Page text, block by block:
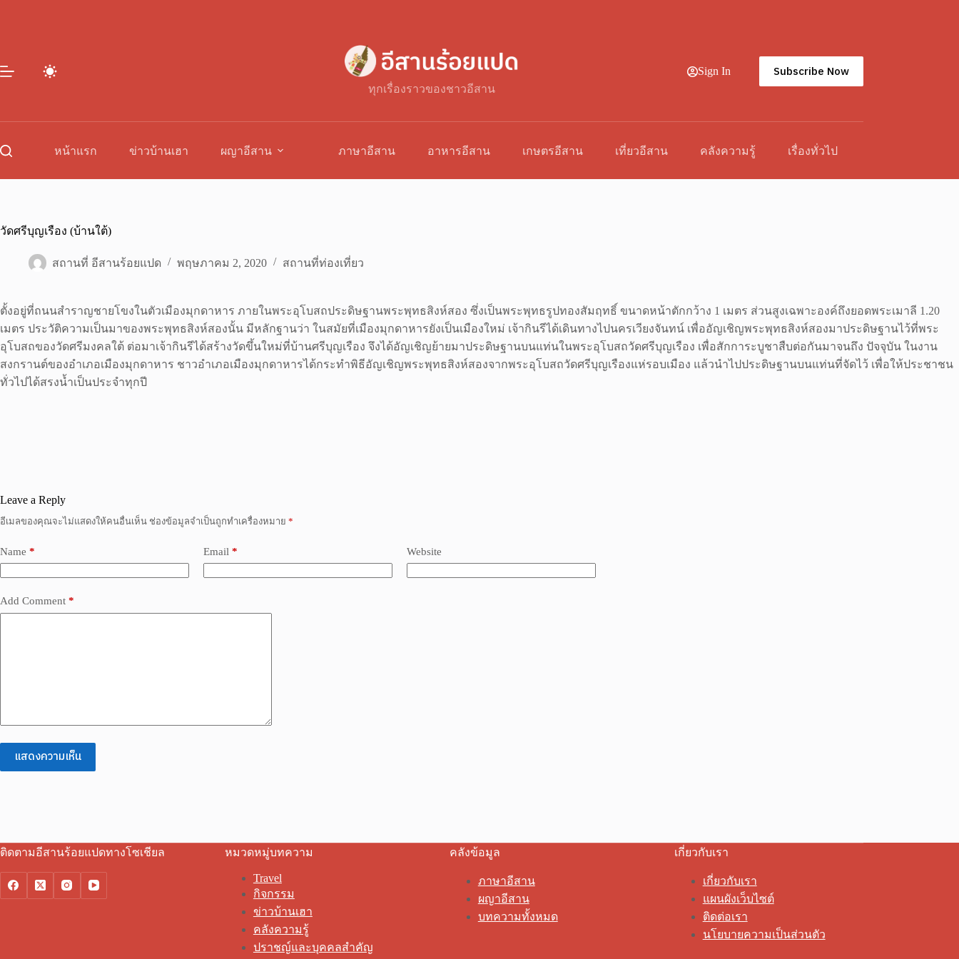
ทุกเรื่องราวของชาวอีสาน
Sign In Subscribe Now
หน้าแรก ข่าวบ้านเฮา ผญาอีสาน ภาษาอีสาน อาหารอีสาน เกษตรอีสาน เที่ยวอีสาน คลังความรู้ เรื่องทั่วไป
วัดศรีบุญเรือง (บ้านใต้)
สถานที่ อีสานร้อยแปด พฤษภาคม 2, 2020 สถานที่ท่องเที่ยว
ตั้งอยู่ที่ถนนสำราญชายโขงในตัวเมืองมุกดาหาร ภายในพระอุโบสถประดิษฐานพระพุทธสิงห์สอง ซึ่งเป็นพระพุทธรูปทองสัมฤทธิ์ ขนาดหน้าตักกว้าง 1 เมตร ส่วนสูงเฉพาะองค์ถึงยอดพระเมาลี 1.20
เมตร ประวัติความเป็นมาของพระพุทธสิงห์สองนั้น มีหลักฐานว่า ในสมัยที่เมืองมุกดาหารยังเป็นเมืองใหม่ เจ้ากินรีได้เดินทางไปนครเวียงจันทน์ เพื่ออัญเชิญพระพุทธสิงห์สองมาประดิษฐานไว้ที่พระ
อุโบสถของวัดศรีมงคลใต้ ต่อมาเจ้ากินรีได้สร้างวัดขึ้นใหม่ที่บ้านศรีบุญเรือง จึงได้อัญเชิญย้ายมาประดิษฐานบนแท่นในพระอุโบสถวัดศรีบุญเรือง เพื่อสักการะบูชาสืบต่อกันมาจนถึง ปัจจุบัน ในงาน
สงกรานต์ของอำเภอเมืองมุกดาหาร ชาวอำเภอเมืองมุกดาหารได้กระทำพิธีอัญเชิญพระพุทธสิงห์สองจากพระอุโบสถวัดศรีบุญเรืองแห่รอบเมือง แล้วนำไปประดิษฐานบนแท่นที่จัดไว้ เพื่อให้ประชาชน
ทั่วไปได้สรงน้ำเป็นประจำทุกปี
Leave a Reply
อีเมลของคุณจะไม่แสดงให้คนอื่นเห็น ช่องข้อมูลจำเป็นถูกทำเครื่องหมาย *
Name * Email * Website
Add Comment *
แสดงความเห็น
ติดตามอีสานร้อยแปดทางโซเชียล หมวดหมู่บทความ
Travel
กิจกรรม
ข่าวบ้านเฮา
คลังความรู้
ปราชญ์และบุคคลสำคัญ
คลังข้อมูล
ภาษาอีสาน
ผญาอีสาน
บทความทั้งหมด
เกี่ยวกับเรา
เกี่ยวกับเรา
แผนผังเว็บไซต์
ติดต่อเรา
นโยบายความเป็นส่วนตัว